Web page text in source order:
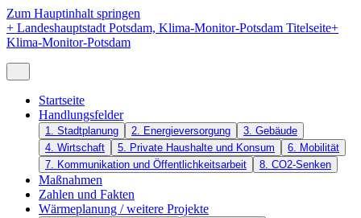
Zum Hauptinhalt springen
+ Landeshauptstadt Potsdam, Klima-Monitor-Potsdam Titelseite+
Klima-Monitor-Potsdam
Startseite
Handlungsfelder
1. Stadtplanung 2. Energieversorgung
3. Gebäude
4. Wirtschaft
5. Private Haushalte und Konsum
6. Mobilität
7. Kommunikation und Öffentlichkeitsarbeit
8. CO2-Senken
Maßnahmen
Zahlen und Fakten
Wärmeplanung / weitere Projekte